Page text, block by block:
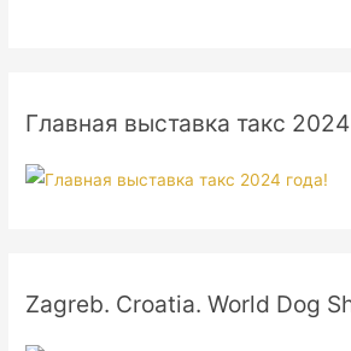
Главная выставка такс
Zagreb. Croatia. World Dog